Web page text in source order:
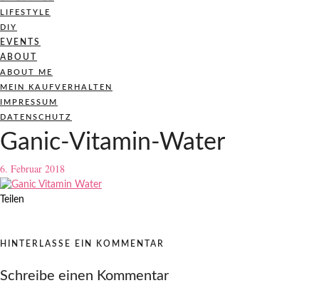
LIFESTYLE
DIY
EVENTS
ABOUT
ABOUT ME
MEIN KAUFVERHALTEN
IMPRESSUM
DATENSCHUTZ
Ganic-Vitamin-Water
6. Februar 2018
Teilen
HINTERLASSE EIN KOMMENTAR
Schreibe einen Kommentar